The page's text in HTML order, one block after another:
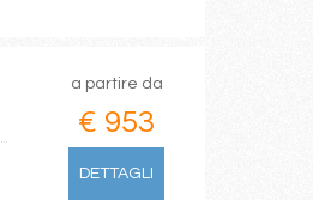
a partire da
€ 953
DETTAGLI